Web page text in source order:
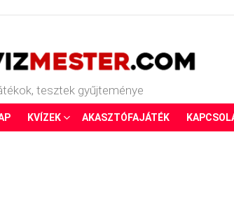
tesztek gyűjteménye
KVÍZEK AKASZTÓFAJÁTÉK